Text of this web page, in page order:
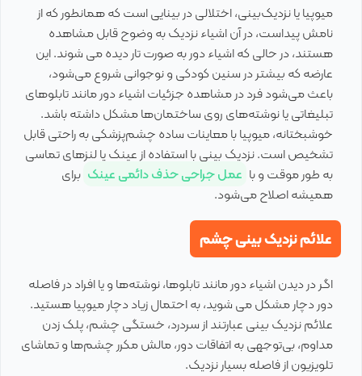
میوپیا یا نزدیک‌بینی، اختلالی در بینایی است که همانطور که از
نامش پیداست، در آن اشیاء نزدیک به وضوح قابل مشاهده
هستند، در حالی که اشیاء دور به صورت تار دیده می شوند. این
عارضه که بیشتر در سنین کودکی و نوجوانی شروع می‌شود،
باعث می‌شود فرد در مشاهده جزئیات اشیاء دور مانند تابلوهای
تبلیغاتی یا نوشته‌های روی ساختمان‌ها مشکل داشته باشد.
خوشبختانه، میوپیا با معاینات ساده چشم‌پزشکی به راحتی قابل
تشخیص است. نزدیک بینی با استفاده از عینک یا لنزهای تماسی
به طور موقت و با عمل جراحی حذف دائمی عینک برای
همیشه اصلاح می‌شود.
علائم نزدیک بینی چشم
اگر در دیدن اشیاء دور مانند تابلوها، نوشته‌ها و یا افراد در فاصله
دور دچار مشکل می شوید، به احتمال زیاد دچار میوپیا هستید.
علائم نزدیک بینی عبارتند از سردرد، خستگی چشم، پلک زدن
مداوم، بی‌توجهی به اتفاقات دور، مالش مکرر چشم‌ها و تماشای
تلویزیون از فاصله بسیار نزدیک.